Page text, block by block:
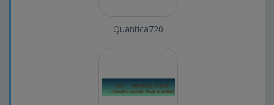
Quantica720